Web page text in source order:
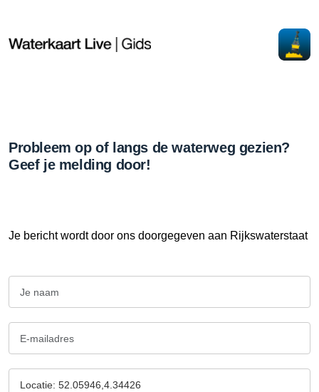
Probleem op of langs de waterweg gezien?
Geef je melding door!
Je bericht wordt door ons doorgegeven aan Rijkswaterstaat